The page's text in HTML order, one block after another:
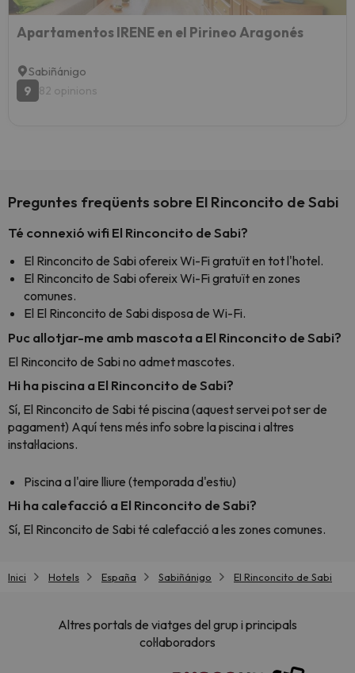
Apartamentos IRENE en el Pirineo Aragonés
Sabiñánigo
9
82 opinions
Preguntes freqüents sobre El Rinconcito de Sabi
Té connexió wifi El Rinconcito de Sabi?
El Rinconcito de Sabi ofereix Wi-Fi gratuït en tot l'hotel.
El Rinconcito de Sabi ofereix Wi-Fi gratuït en zones
comunes.
El El Rinconcito de Sabi disposa de Wi-Fi.
Puc allotjar-me amb mascota a El Rinconcito de Sabi?
El Rinconcito de Sabi no admet mascotes.
Hi ha piscina a El Rinconcito de Sabi?
Sí, El Rinconcito de Sabi té piscina (aquest servei pot ser de
pagament) Aquí tens més info sobre la piscina i altres
instal·lacions.
Piscina a l'aire lliure (temporada d'estiu)
Hi ha calefacció a El Rinconcito de Sabi?
Sí, El Rinconcito de Sabi té calefacció a les zones comunes.
Inici Hotels España Sabiñánigo El Rinconcito de Sabi
Altres portals de viatges del grup i principals
col·laboradors